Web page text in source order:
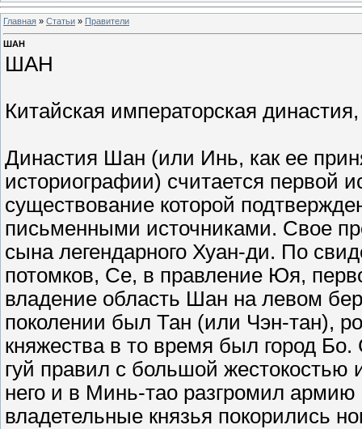
Главная » Статьи » Правители
ШАН
ШАН
Китайская императорская
Династия Шан (или Инь, как ее
историографии) считается первой
существование которой
письменными источниками. Свое
сына легендарного Хуан-ди. По
потомков, Се, в правление Юя,
владение область Шан на левом
поколении был Тан (или Чэн-тан),
княжества в то время был город
гуй правил с большой жестокостью
него и в Минь-тао разгромил
владетельные князья покорились